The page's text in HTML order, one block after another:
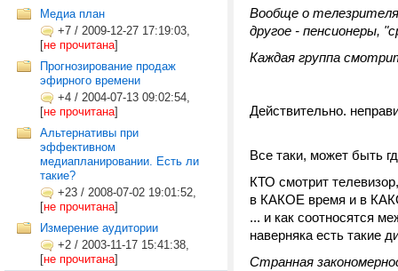
Медиа план
+7 / 2009-12-27 17:19:03,
[не прочитана]
Прогнозирование продаж
эфирного времени
+4 / 2004-07-13 09:02:54,
[не прочитана]
Альтернативы при
эффективном
медиапланировании. Есть ли
такие?
+23 / 2008-07-02 19:01:52,
[не прочитана]
Измерение аудитории
+2 / 2003-11-17 15:41:38,
[не прочитана]
Вообще о
другое - пенсионеры,
Каждая группа
Действительно.
Все таки, может быть
КТО смотрит телевизор,
в КАКОЕ время и в
... и как соотносятся
наверняка есть такие
Странная